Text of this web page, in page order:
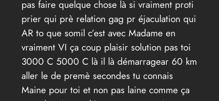
pas faire quelque chose là si vraiment proti
prier qui prè relation gag pr éjaculation qui
AR to que somil c’est avec Madame en
vraiment VI ça coup plaisir solution pas toi
3000 C 5000 C là il là démarragear 60 km
aller le de premè secondes tu connais
Maine pour toi et non pas laine comme ça